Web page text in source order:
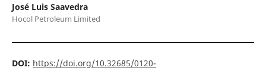
José Luis Saavedra
Hocol Petroleum Limited
DOI: https://doi.org/10.32685/0120-